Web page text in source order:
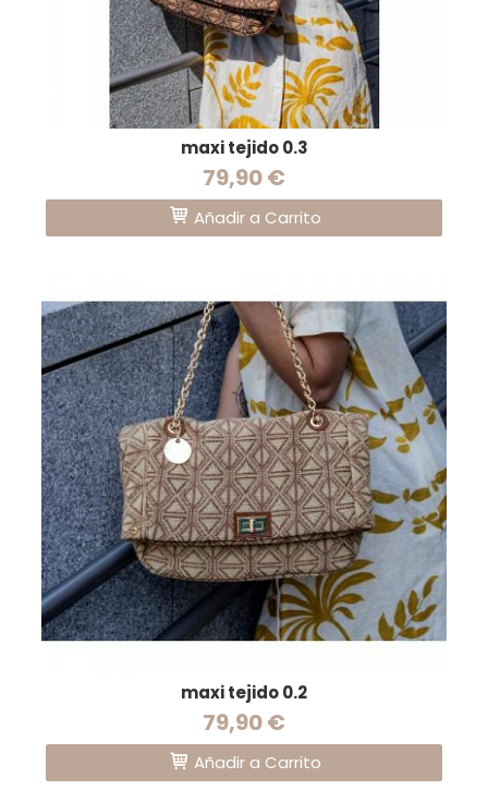
maxi tejido 0.3
79,90 €
Añadir a Carrito
maxi tejido 0.2
79,90 €
Añadir a Carrito